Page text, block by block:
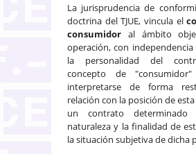
La jurisprudencia de
doctrina del TJUE, vincula el
consumidor al ámbito
operación, con independencia
la personalidad del
concepto de
interpretarse de forma
relación con la posición de
un contrato
naturaleza y la finalidad de
la situación subjetiva de dicha